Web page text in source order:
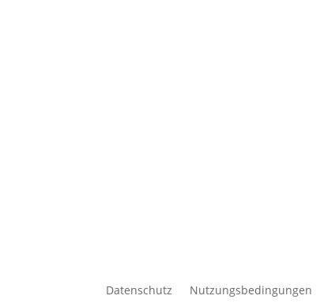
Datenschutz Nutzungsbedingungen